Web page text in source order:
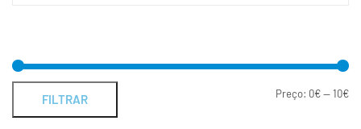
FILTRAR Preço: 0€—10€